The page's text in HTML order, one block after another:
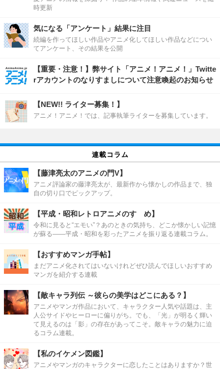
時更新
気になる「アンケート」結果に注目
続編を作ってほしい作品やアニメ化してほしい作品などについ
てアンケート、その結果を公開
【重要・注意！】弊サイト「アニメ！アニメ！」Twitte
rアカウントのなりすましについて注意喚起のお知らせ
【NEW!! ライター募集！】
アニメ！アニメ！では、記事執筆ライターを募集しています。
連載コラム
【藤津亮太のアニメの門V】
アニメ評論家の藤津亮太が、最新作から懐かしの作品まで、独
自の切り口でピックアップ。
【平成・昭和レトロアニメのすゝめ】
令和に見ると“エモい”？あのときの気持ち、どこか懐かしい記憶
が蘇る――平成・昭和を彩ったアニメを振り返る連載コラム。
【おすすめマンガ手帖】
まだアニメ化されてはいないけれどぜひ読んでほしいおすすめ
マンガを紹介する連載
【敵キャラ列伝 ～彼らの美学はどこにある？】
アニメやマンガ作品において、キャラクター人気や話題は、主
人公サイドやヒーローに偏りがち。でも、「光」が明るく輝い
て見えるのは「影」の存在があってこそ。敵キャラの魅力に迫
るコラム連載。
【私のイケメン図鑑】
アニメやマンガのキャラクターに恋したことはありますか？世